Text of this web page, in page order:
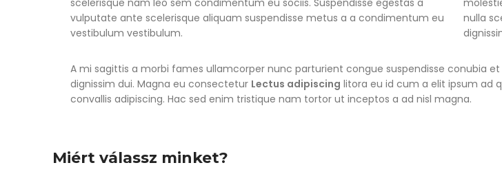
scelerisque nam leo sem condimentum eu sociis. Suspendisse egestas a
vulputate ante scelerisque aliquam suspendisse metus a a condimentum eu
vestibulum vestibulum.
nulla
A mi sagittis a morbi fames ullamcorper nunc parturient congue suspendisse conubia
dignissim dui. Magna eu consectetur Lectus adipiscing litora eu id cum a elit ipsum ad
convallis adipiscing. Hac sed enim tristique nam tortor ut inceptos a ad nisl magna.
Miért válassz minket?